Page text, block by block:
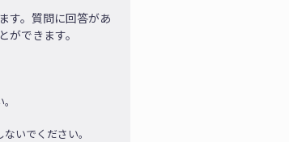
す。質問に回答があ
できます。
いでください。